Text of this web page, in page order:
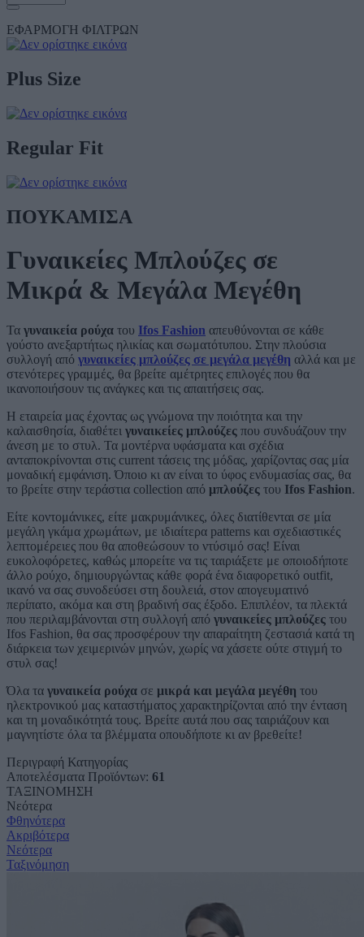
ΕΦΑΡΜΟΓΗ ΦΙΛΤΡΩΝ
Plus Size
Regular Fit
ΠΟΥΚΑΜΙΣΑ
Γυναικείες Μπλούζες σε
Μικρά & Μεγάλα Μεγέθη
Τα γυναικεία ρούχα του Ifos Fashion απευθύνονται σε κάθε
γούστο ανεξαρτήτως ηλικίας και σωματότυπου. Στην πλούσια
συλλογή από γυναικείες μπλούζες σε μεγάλα μεγέθη αλλά και με
στενότερες γραμμές, θα βρείτε αμέτρητες επιλογές που θα
ικανοποιήσουν τις ανάγκες και τις απαιτήσεις σας.
Η εταιρεία μας έχοντας ως γνώμονα την ποιότητα και την
καλαισθησία, διαθέτει γυναικείες μπλούζες που συνδυάζουν την
άνεση με το στυλ. Τα μοντέρνα υφάσματα και σχέδια
ανταποκρίνονται στις current τάσεις της μόδας, χαρίζοντας σας μία
μοναδική εμφάνιση. Όποιο κι αν είναι το ύφος ενδυμασίας σας, θα
το βρείτε στην τεράστια collection από μπλούζες του Ifos Fashion.
Είτε κοντομάνικες, είτε μακρυμάνικες, όλες διατίθενται σε μία
μεγάλη γκάμα χρωμάτων, με ιδιαίτερα patterns και σχεδιαστικές
λεπτομέρειες που θα αποθεώσουν το ντύσιμό σας! Είναι
ευκολοφόρετες, καθώς μπορείτε να τις ταιριάξετε με οποιοδήποτε
άλλο ρούχο, δημιουργώντας κάθε φορά ένα διαφορετικό outfit,
ικανό να σας συνοδεύσει στη δουλειά, στον απογευματινό
περίπατο, ακόμα και στη βραδινή σας έξοδο. Επιπλέον, τα πλεκτά
που περιλαμβάνονται στη συλλογή από γυναικείες μπλούζες του
Ifos Fashion, θα σας προσφέρουν την απαραίτητη ζεστασιά κατά τη
διάρκεια των χειμερινών μηνών, χωρίς να χάσετε ούτε στιγμή το
στυλ σας!
Όλα τα γυναικεία ρούχα σε μικρά και μεγάλα μεγέθη του
ηλεκτρονικού μας καταστήματος χαρακτηρίζονται από την ένταση
και τη μοναδικότητά τους. Βρείτε αυτά που σας ταιριάζουν και
μαγνητίστε όλα τα βλέμματα οπουδήποτε κι αν βρεθείτε!
Περιγραφή Κατηγορίας
Αποτελέσματα Προϊόντων: 61
ΤΑΞΙΝΟΜΗΣΗ
Νεότερα
Φθηνότερα
Ακριβότερα
Νεότερα
Ταξινόμηση